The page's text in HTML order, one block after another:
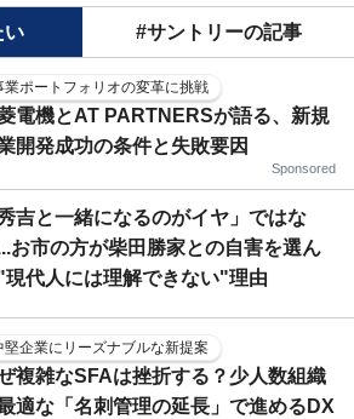
い #サントリーの記事
業ポートフォリオの変革に挑戦
電機とAT PARTNERSが語る、新規
開発成功の条件と失敗要因
Sponsored
秀吉と一緒になるのがイヤ」ではな
お市の方が柴田勝家との自害を選ん
現代人には理解できない"理由
堅企業にリーズナブルな新提案
複雑なSFAは挫折する？少人数組織
適な「名刺管理の延長」で進めるDX